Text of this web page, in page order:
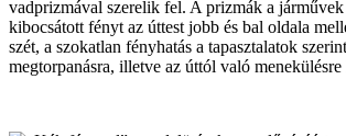
vadprizmával szerelik fel. A prizmák a
kibocsátott fényt az úttest jobb és bal oldala
szét, a szokatlan fényhatás a tapasztalatok
megtorpanásra, illetve az úttól való menekülésre